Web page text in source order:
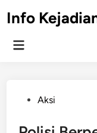
toInfo
Main
PostedAksi